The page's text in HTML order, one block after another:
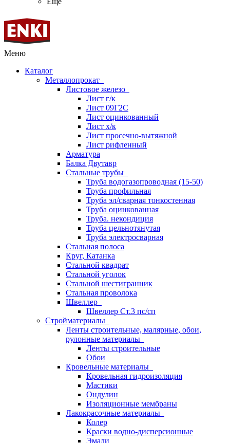
Меню
Каталог
Металлопрокат
Листовое железо
Лист г/к
Лист 09Г2С
Лист оцинкованный
Лист х/к
Лист просечно-вытяжной
Лист рифленный
Арматура
Балка Двутавр
Стальные трубы
Труба водогазопроводная (15-50)
Труба профильная
Труба эл/сварная тонкостенная
Труба оцинкованная
Труба. некондиция
Труба цельнотянутая
Труба электросварная
Стальная полоса
Круг, Катанка
Стальной квадрат
Стальной уголок
Стальной шестигранник
Стальная проволока
Швеллер
Швеллер Ст.3 пс/сп
Стройматериалы
Ленты строительные, малярные, обои,
рулонные материалы
Ленты строительные
Обои
Кровельные материалы
Кровельная гидроизоляция
Мастики
Ондулин
Изоляционные мембраны
Лакокрасочные материалы
Колер
Краски водно-дисперсионные
Эмали